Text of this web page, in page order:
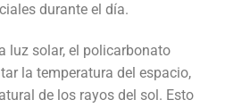
durante el día.
luz solar, el policarbonato
la temperatura del espacio,
de los rayos del sol. Esto